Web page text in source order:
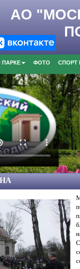
AO
ПАРКЕ ФОТО СПОРТ